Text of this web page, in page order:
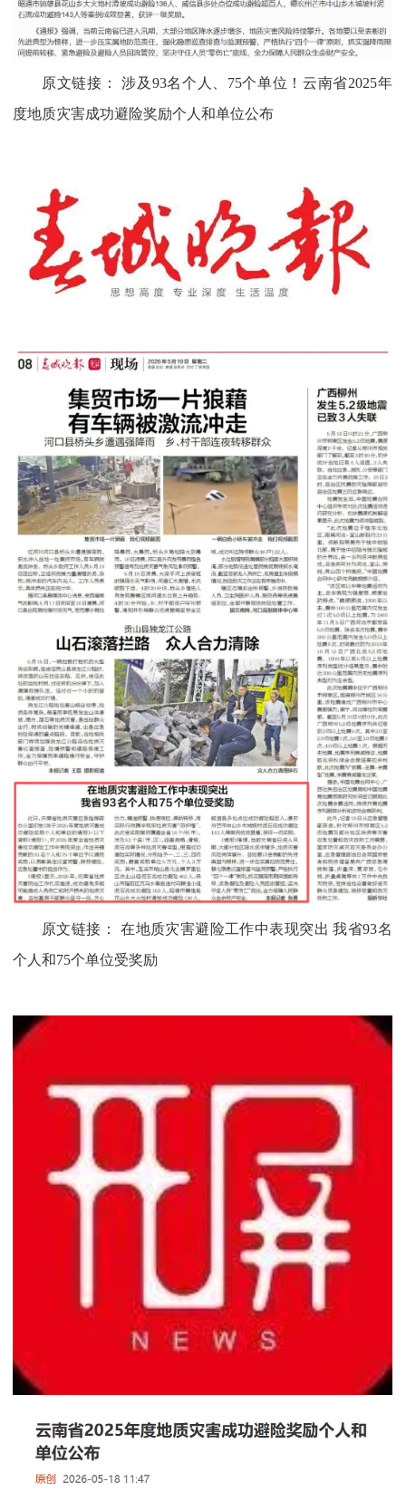
原文链接：
涉及93名个人、75个单位！云南省2025年
度地质灾害成功避险奖励个人和单位公布
原文链接：
在地质灾害避险工作中表现突出 我省93名
个人和75个单位受奖励